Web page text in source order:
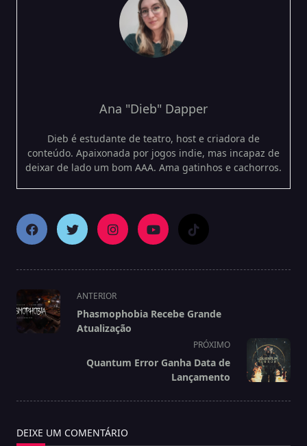
Ana "Dieb" Dapper
Dieb é estudante de teatro, host e criadora de
conteúdo. Apaixonada por jogos indie, mas incapaz de
deixar de lado um bom AAA. Ama gatinhos e cachorros.
<span
class="nav-
subtitle
ANTERIOR
Phasmophobia Recebe Grande
Atualização
PRÓXIMO
Quantum Error Ganha Data de
Lançamento
DEIXE UM COMENTÁRIO